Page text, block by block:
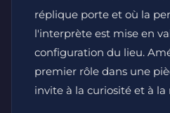
réplique porte et où la
l'interprète est mise en
configuration du lieu.
premier rôle dans une
invite à la curiosité et à la